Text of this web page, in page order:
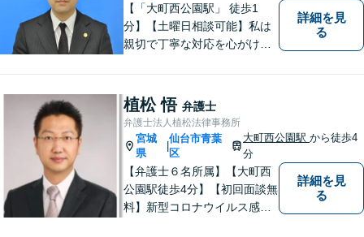
【「大町西公園駅」 徒歩1
分】【土曜日相談可能】私は
親切で丁寧な対応を心がけ、
法律に不安を抱える方々に支
援を提供しています。 依頼者
の要望を実現するため、迅速
かつ的確に対応いたします。
詳細を見
る
植松 悟 弁護士
弁護士法人植松法律事務所
宮城
県
|
仙台市青葉
区
大町西公園駅から徒歩4
分
【弁護士６名所属】【大町西
公園駅徒歩4分】【初回面談無
料】新型コロナウイルス感染
詳細を見
る